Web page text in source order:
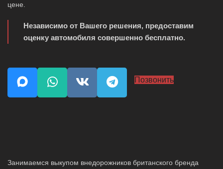
цене.
Независимо от Вашего решения, предоставим
оценку автомобиля совершенно бесплатно.
Позвонить
Занимаемся выкупом внедорожников британского бренда